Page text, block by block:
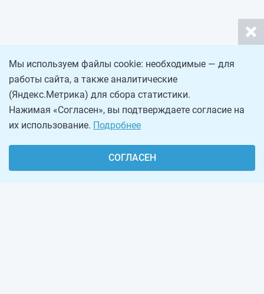
Мы используем файлы cookie: необходимые — для
работы сайта, а также аналитические
(Яндекс.Метрика) для сбора статистики.
Нажимая «Согласен», вы подтверждаете согласие на
их использование. Подробнее
СОГЛАСЕН